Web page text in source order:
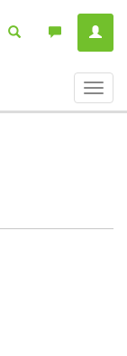
ein-/